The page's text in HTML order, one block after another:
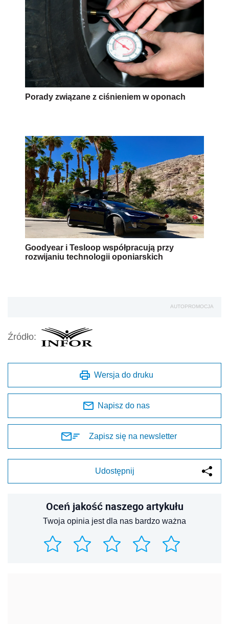
Porady związane z ciśnieniem w oponach
Goodyear i Tesloop współpracują przy
rozwijaniu technologii oponiarskich
AUTOPROMOCJA
Źródło:
Wersja do druku
Napisz do nas
Zapisz się na newsletter
Udostępnij
Oceń jakość naszego artykułu
Twoja opinia jest dla nas bardzo ważna